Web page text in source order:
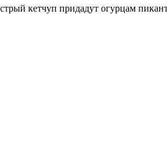
кетчуп придадут огурцам